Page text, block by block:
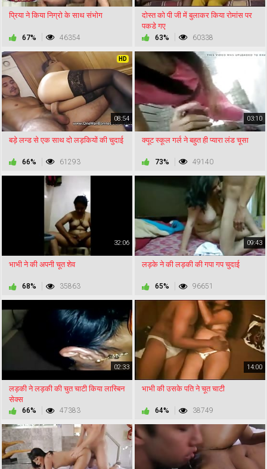
प्रिया ने किया निग्रो के साथ संभोग
67% 46354
दोस्त को पी जी में बुलाकर किया रोमांस पर
पकडे गए
63% 60338
08:54
HD
बड़े लन्ड से एक साथ दो लड़कियों की चुदाई
66% 61293
03:10
क्यूट स्कूल गर्ल ने बहुत ही प्यारा लंड चूसा
73% 49140
32:06
भाभी ने की अपनी चूत शेव
68% 35863
09:43
लड़के ने की लड़की की गपा गप चुदाई
65% 96651
02:33
लड़की ने लड़की की चुत चाटी किया लास्बिन
सेक्स
66% 47383
14:00
भाभी की उसके पति ने चूत चाटी
64% 38749